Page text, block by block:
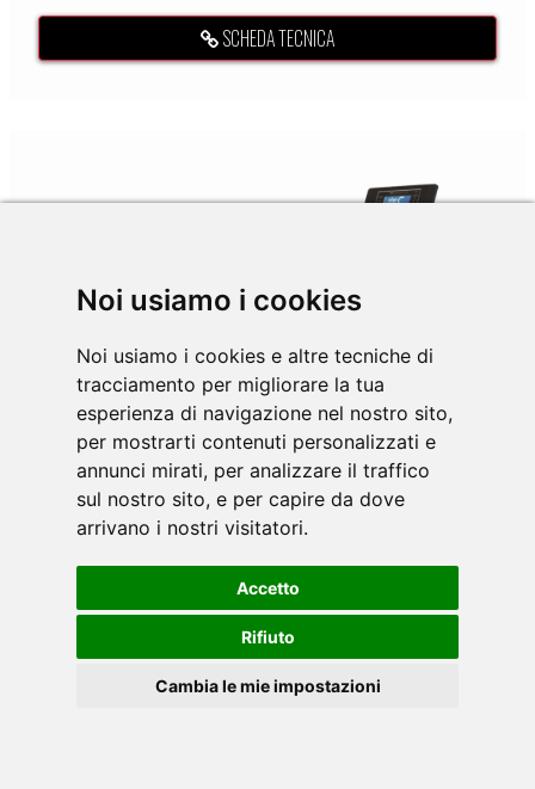
Noi usiamo i cookies
Noi usiamo i cookies e altre tecniche di
tracciamento per migliorare la tua
esperienza di navigazione nel nostro sito,
per mostrarti contenuti personalizzati e
annunci mirati, per analizzare il traffico
sul nostro sito, e per capire da dove
arrivano i nostri visitatori.
Accetto
Rifiuto
Cambia le mie impostazioni
SCHEDA TECNICA
TRX POWER COMPACT S
Tapis Roulant